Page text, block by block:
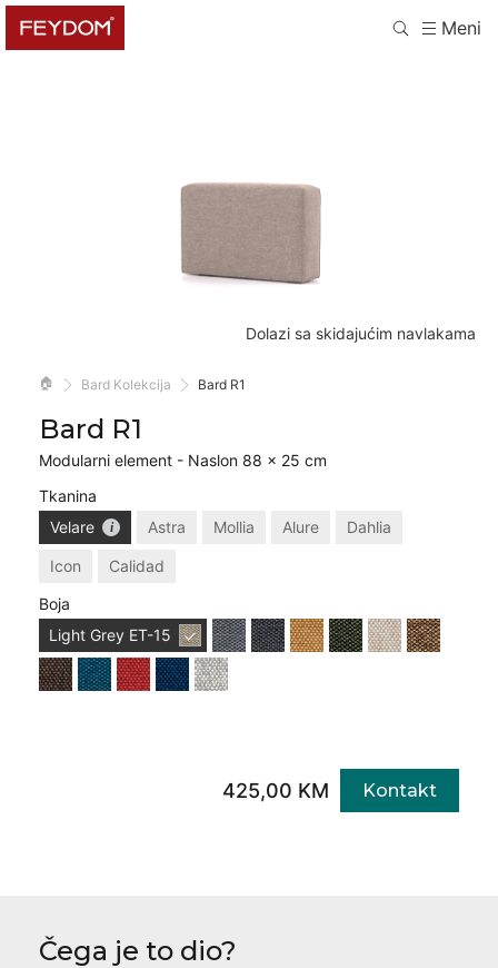
Meni
Dolazi sa skidajućim navlakama
🏠 Bard Kolekcija Bard R1
Bard R1
Modularni element - Naslon 88 × 25 cm
Tkanina
Velare
Astra Mollia Alure Dahlia
Icon
Calidad
Boja
Light Grey ET-15
425,00 KM Kontakt
Čega je to dio?